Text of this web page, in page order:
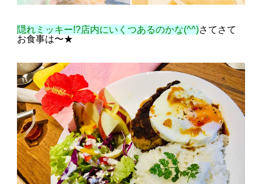
隠れミッキー!?店内にいくつあるのかな(^^)さてさて
お食事は〜★